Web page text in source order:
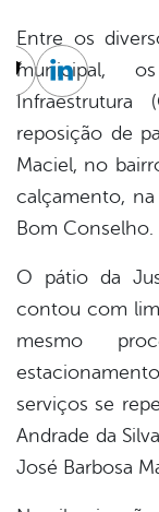
Entre os
municipal,
reposição de
Maciel, no
calçamento, na
Bom Conselho.
O pátio da
contou com
mesmo
serviços se
Andrade da
José Barbosa
Twitter